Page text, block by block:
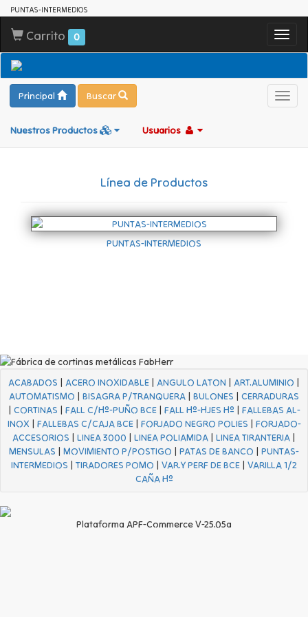
PUNTAS-INTERMEDIOS
Carrito 0
Principal Buscar
Nuestros Productos Usuarios
Línea de Productos
PUNTAS-INTERMEDIOS
ACABADOS | ACERO INOXIDABLE | ANGULO LATON | ART.ALUMINIO |
AUTOMATISMO | BISAGRA P/TRANQUERA | BULONES | CERRADURAS
| CORTINAS | FALL C/Hº-PUÑO BCE| FALL Hº-HJES Hº | FALLEBAS AL-
INOX | FALLEBAS C/CAJA BCE| FORJADO NEGRO POLIES | FORJADO-
ACCESORIOS | LINEA 3000 | LINEA POLIAMIDA | LINEA TIRANTERIA |
MENSULAS | MOVIMIENTO P/POSTIGO | PATAS DE BANCO | PUNTAS-
INTERMEDIOS | TIRADORES POMO | VAR.Y PERF DE BCE | VARILLA 1/2
CAÑA Hº
Plataforma APF-Commerce V-25.05a